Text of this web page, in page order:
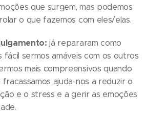
que surgem, mas podemos
o que fazemos com eles/elas.
já repararam como
fácil sermos amáveis com os outros
mais compreensivos quando
ajuda-nos a reduzir o
e o stress e a gerir as emoções